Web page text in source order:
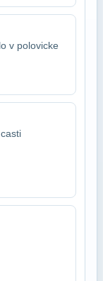
v polovicke